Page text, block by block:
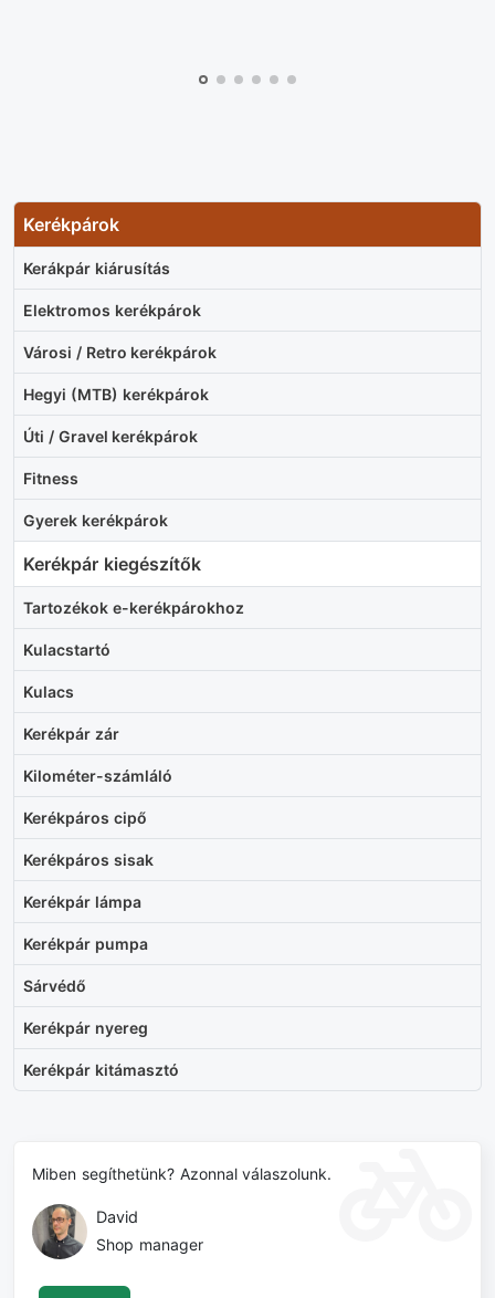
Kerékpárok
Kerákpár kiárusítás
Elektromos kerékpárok
Városi / Retro kerékpárok
Hegyi (MTB) kerékpárok
Úti / Gravel kerékpárok
Fitness
Gyerek kerékpárok
Kerékpár kiegészítők
Tartozékok e-kerékpárokhoz
Kulacstartó
Kulacs
Kerékpár zár
Kilométer-számláló
Kerékpáros cipő
Kerékpáros sisak
Kerékpár lámpa
Kerékpár pumpa
Sárvédő
Kerékpár nyereg
Kerékpár kitámasztó
Miben segíthetünk? Azonnal válaszolunk.
David
Shop manager